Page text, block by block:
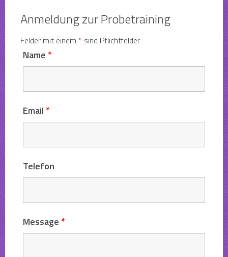
Anmeldung zur Probetraining
Felder mit einem * sind Pflichtfelder
Name *
Email *
Telefon
Message *